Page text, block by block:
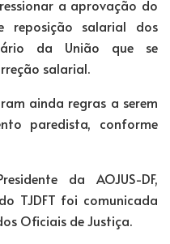
a aprovação do
reposição salarial dos
da União que se
salarial.
ainda regras a serem
paredista, conforme
da AOJUS-DF,
TJDFT foi comunicada
Oficiais de Justiça.